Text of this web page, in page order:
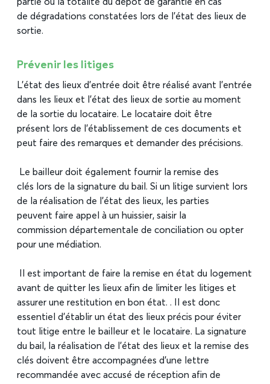
partie ou la totalité du dépôt de garantie en cas
de dégradations constatées lors de l’état des lieux de
sortie.
Prévenir les litiges
L’état des lieux d’entrée doit être réalisé avant l’entrée
dans les lieux et l’état des lieux de sortie au moment
de la sortie du locataire. Le locataire doit être
présent lors de l’établissement de ces documents et
peut faire des remarques et demander des précisions.
Le bailleur doit également fournir la remise des
clés lors de la signature du bail. Si un litige survient lors
de la réalisation de l’état des lieux, les parties
peuvent faire appel à un huissier, saisir la
commission départementale de conciliation ou opter
pour une médiation.
Il est important de faire la remise en état du logement
avant de quitter les lieux afin de limiter les litiges et
assurer une restitution en bon état. . Il est donc
essentiel d’établir un état des lieux précis pour éviter
tout litige entre le bailleur et le locataire. La signature
du bail, la réalisation de l’état des lieux et la remise des
clés doivent être accompagnées d’une lettre
recommandée avec accusé de réception afin de